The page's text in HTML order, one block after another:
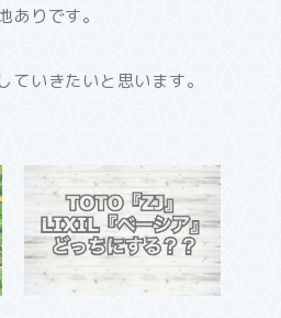
ありです。
ていきたいと思います。